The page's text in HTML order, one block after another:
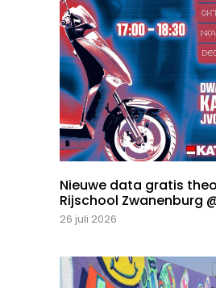
Nieuwe data gratis
Rijschool Zwanenburg
26 juli 2026